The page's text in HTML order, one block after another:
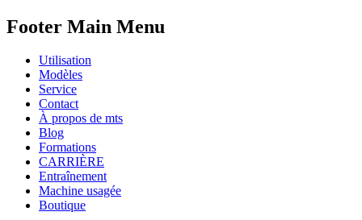
Footer Main Menu
Utilisation
Modèles
Service
Contact
À propos de mts
Blog
Formations
CARRIÈRE
Entraînement
Machine usagée
Boutique